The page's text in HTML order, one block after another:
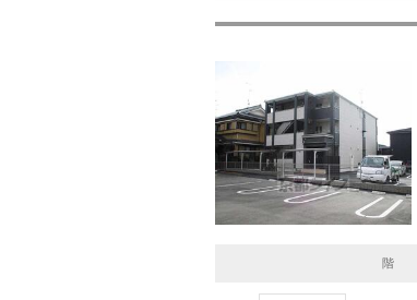
階